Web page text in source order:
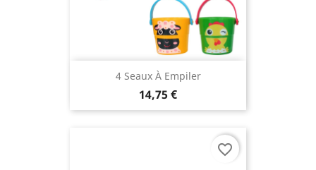
4 Seaux À Empiler
14,75 €
favorite_border